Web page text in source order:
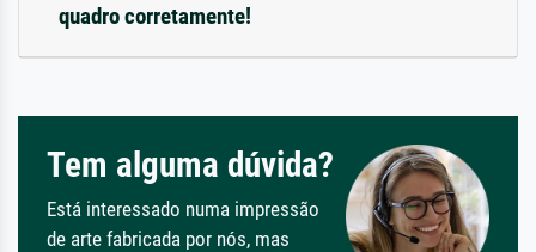
quadro corretamente!
Tem alguma dúvida?
Está interessado numa impressão
de arte fabricada por nós, mas